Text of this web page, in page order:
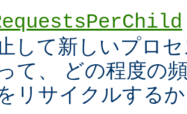
して新しいプロ
て、 どの程度の
リサイクルする